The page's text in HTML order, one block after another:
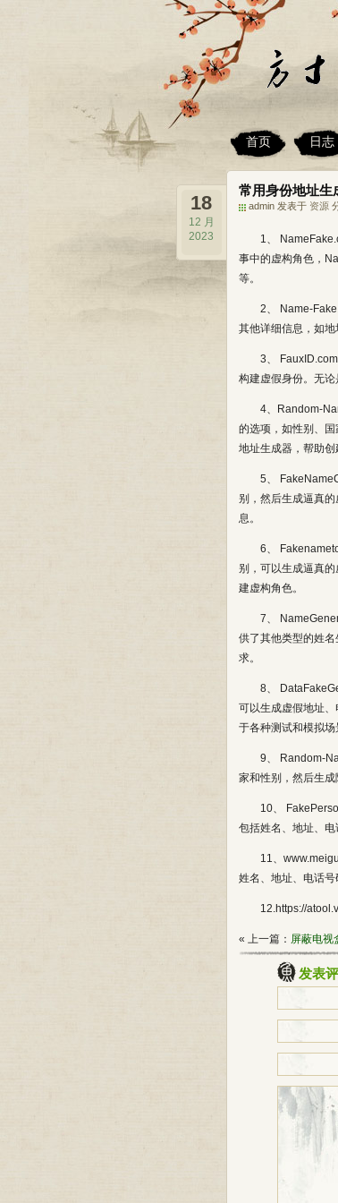
首页 日志
常用身份地址生
admin 发表于 资源
18
12 月
2023
1、
事中的虚构角色，
等。
2、 Name-
其他详细信息，如
3、
构建虚假身份。无
4、Random-
的选项，如性别、
地址生成器，帮助创
5、
别，然后生成逼真
息。
6、
别，可以生成逼真
建虚构角色。
7、
供了其他类型的姓
求。
8、
可以生成虚假地址
于各种测试和模拟场
9、 Random-
家和性别，然后生
10、
包括姓名、地址、电
11、
姓名、地址、电话号
12.https://
« 上一篇： 屏蔽电视
发表